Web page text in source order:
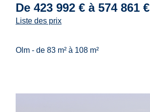
De 423 992 € à 574 861 €
Liste des prix
Olm - de 83 m² à 108 m²